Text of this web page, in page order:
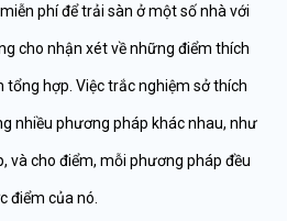
phí để trải sàn ở một số nhà với
cho nhận xét về những điểm thích
hợp. Việc trắc nghiệm sở thích
nhiều phương pháp khác nhau, như
và cho điểm, mỗi phương pháp đều
điểm của nó.